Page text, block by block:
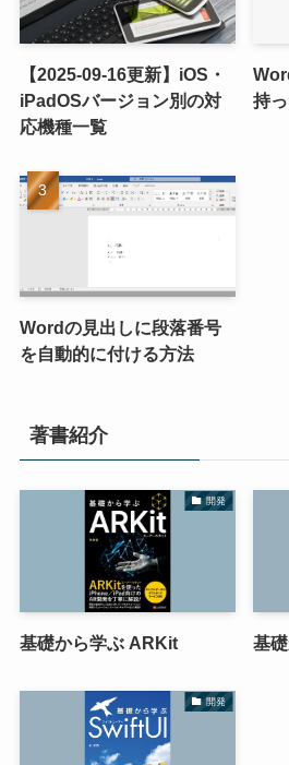
【2025-09-16更新】iOS・
iPadOSバージョン別の対
応機種一覧
持
Wordの見出しに段落番号
を自動的に付ける方法
著書紹介
開発
基礎から学ぶ ARKit 基
開発